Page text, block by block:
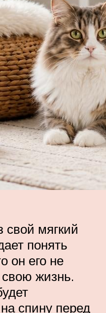
свой мягкий
понять
он его не
жизнь.
спину перед